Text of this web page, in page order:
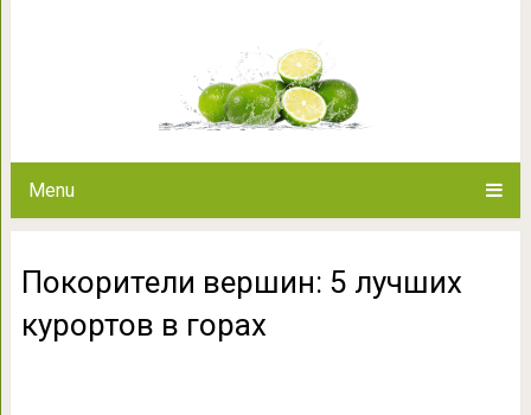
Menu
Покорители вершин: 5 лучших
курортов в горах